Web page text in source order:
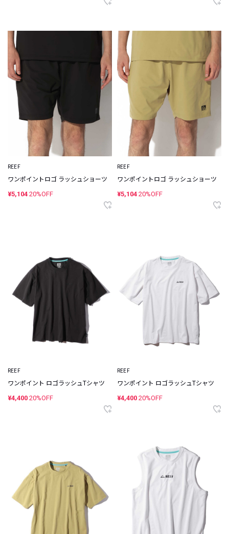
REEF
ワンポイントロゴ ラッシュショーツ
¥5,104 20%OFF
REEF
ワンポイントロゴ ラッシュショーツ
¥5,104 20%OFF
REEF
ワンポイント ロゴラッシュTシャツ
¥4,400 20%OFF
REEF
ワンポイント ロゴラッシュTシャツ
¥4,400 20%OFF